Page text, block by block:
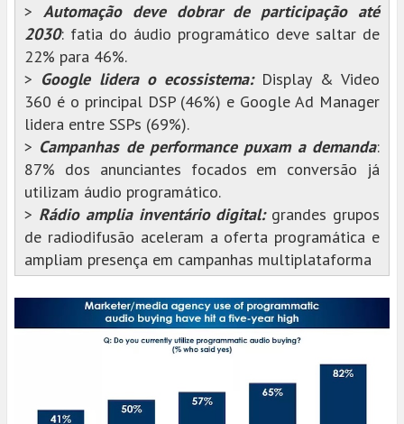
> Automação deve dobrar de participação até
2030: fatia do áudio programático deve saltar de
22% para 46%.
> Google lidera o ecossistema:Display & Video
360 é o principal DSP (46%) e Google Ad Manager
lidera entre SSPs (69%).
> Campanhas de performance puxam a demanda:
87% dos anunciantes focados em conversão já
utilizam áudio programático.
> Rádio amplia inventário digital:grandes grupos
de radiodifusão aceleram a oferta programática e
ampliam presença em campanhas multiplataforma